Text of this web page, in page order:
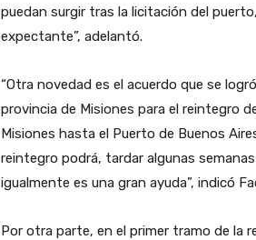
puedan surgir tras la licitación del
expectante”, adelantó.
“Otra novedad es el acuerdo que se
provincia de Misiones para el reintegro
Misiones hasta el Puerto de Buenos
reintegro podrá, tardar algunas
igualmente es una gran ayuda”, indicó
Por otra parte, en el primer tramo de la